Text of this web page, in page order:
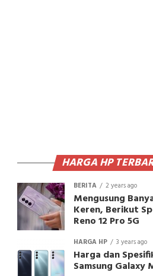
HARGA HP
BERITA 2 years ago
Mengusung
Keren, Berikut
Reno 12 Pro 5G
HARGA HP 3 years ago
Harga dan
Samsung Galaxy